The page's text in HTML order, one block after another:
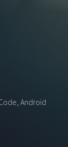
Android